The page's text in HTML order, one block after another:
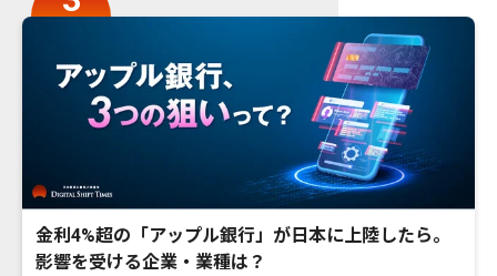
金利4%超の「アップル銀行」が日本に上陸したら。
影響を受ける企業・業種は？